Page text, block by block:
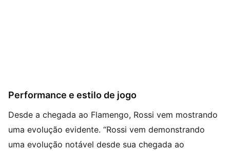
Performance e estilo de jogo
Desde a chegada ao Flamengo, Rossi vem mostrando
uma evolução evidente. “Rossi vem demonstrando
uma evolução notável desde sua chegada ao